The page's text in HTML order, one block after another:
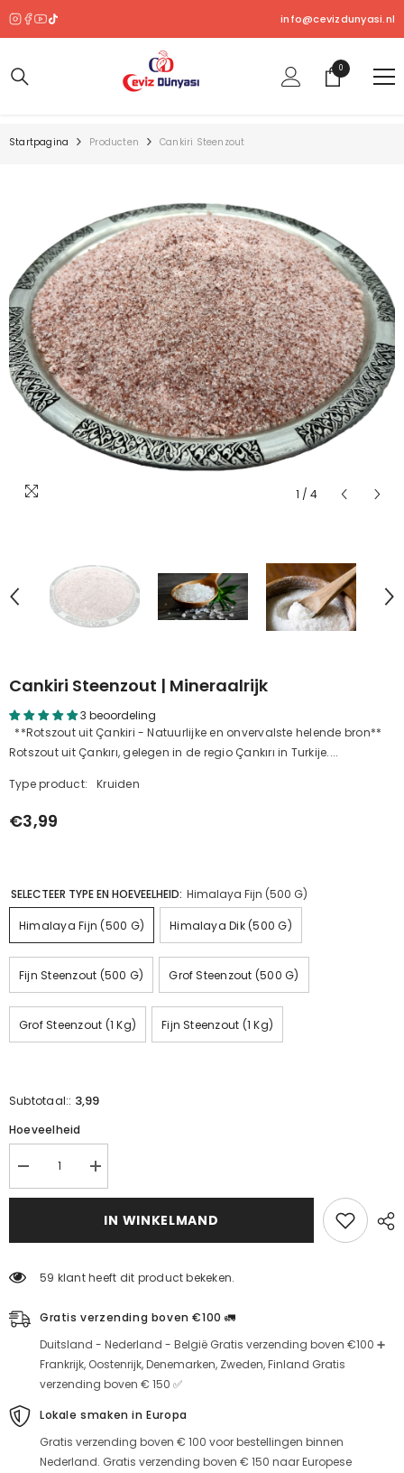
info@cevizdunyasi.nl
00
product
Startpagina Producten Cankiri Steenzout
1 / 4
Cankiri Steenzout | Mineraalrijk
3 beoordeling
**Rotszout uit Çankiri - Natuurlijke en onvervalste helende bron**
Rotszout uit Çankırı, gelegen in de regio Çankırı in Turkije....
Type product: Kruiden
€3,99
SELECTEER TYPE EN HOEVEELHEID: Himalaya Fijn (500 G)
Himalaya Fijn (500 G) Himalaya Dik (500 G)
Fijn Steenzout (500 G) Grof Steenzout (500 G)
Grof Steenzout (1 Kg) Fijn Steenzout (1 Kg)
Subtotaal:: 3,99
Hoeveelheid
steenzout
|
hoeveelheid
Cankiri
steenzout
|
Verhoog
de
hoeveelheid
IN WINKELMAND
59 klant heeft dit product bekeken.
Gratis verzending boven €100 🚛
Duitsland - Nederland - België Gratis verzending boven €100 ➕
Frankrijk, Oostenrijk, Denemarken, Zweden, Finland Gratis
verzending boven € 150 ✅
Lokale smaken in Europa
Gratis verzending boven € 100 voor bestellingen binnen
Nederland. Gratis verzending boven € 150 naar Europese